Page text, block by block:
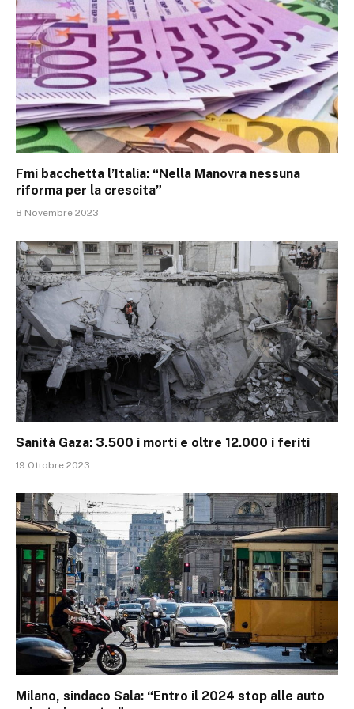
Fmi bacchetta l’Italia: “Nella Manovra nessuna
riforma per la crescita”
8 Novembre 2023
Sanità Gaza: 3.500 i morti e oltre 12.000 i feriti
19 Ottobre 2023
Milano, sindaco Sala: “Entro il 2024 stop alle auto